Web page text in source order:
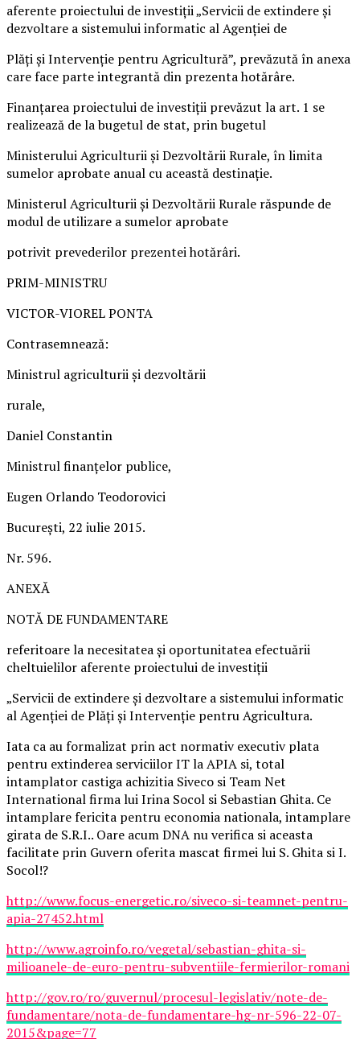
aferente proiectului de investiții „Servicii de extindere și
dezvoltare a sistemului informatic al Agenției de
Plăți și Intervenție pentru Agricultură”, prevăzută în anexa
care face parte integrantă din prezenta hotărâre.
Finanțarea proiectului de investiții prevăzut la art. 1 se
realizează de la bugetul de stat, prin bugetul
Ministerului Agriculturii și Dezvoltării Rurale, în limita
sumelor aprobate anual cu această destinație.
Ministerul Agriculturii și Dezvoltării Rurale răspunde de
modul de utilizare a sumelor aprobate
potrivit prevederilor prezentei hotărâri.
PRIM-MINISTRU
VICTOR-VIOREL PONTA
Contrasemnează:
Ministrul agriculturii și dezvoltării
rurale,
Daniel Constantin
Ministrul finanțelor publice,
Eugen Orlando Teodorovici
București, 22 iulie 2015.
Nr. 596.
ANEXĂ
NOTĂ DE FUNDAMENTARE
referitoare la necesitatea și oportunitatea efectuării
cheltuielilor aferente proiectului de investiții
„Servicii de extindere și dezvoltare a sistemului informatic
al Agenției de Plăți și Intervenție pentru Agricultura.
Iata ca au formalizat prin act normativ executiv plata
pentru extinderea serviciilor IT la APIA si, total
intamplator castiga achizitia Siveco si Team Net
International firma lui Irina Socol si Sebastian Ghita. Ce
intamplare fericita pentru economia nationala, intamplare
girata de S.R.I.. Oare acum DNA nu verifica si aceasta
facilitate prin Guvern oferita mascat firmei lui S. Ghita si I.
Socol!?
http://www.focus-energetic.ro/siveco-si-teamnet-pentru-
apia-27452.html
http://www.agroinfo.ro/vegetal/sebastian-ghita-si-
milioanele-de-euro-pentru-subventiile-fermierilor-romani
http://gov.ro/ro/guvernul/procesul-legislativ/note-de-
fundamentare/nota-de-fundamentare-hg-nr-596-22-07-
2015&page=77